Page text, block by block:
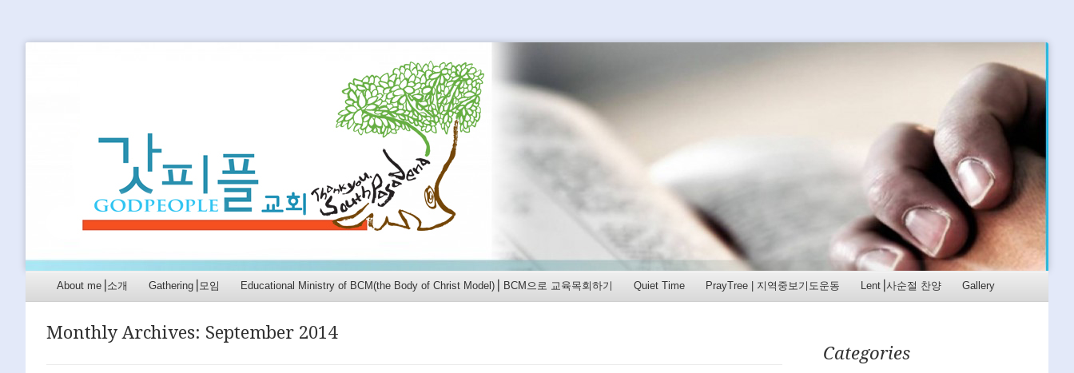
GODPEOPLE
머무르는 곳에서 아굴라와 브리스길라처럼 GODPEOPLE을 섬길 수 있도록
Menu
Skip to content
About me⎟소개 Gathering⎟모임 Educational Ministry of BCM(the Body of Christ Model)⎟ BCM으로 교육목회하기 Quiet Time PrayTree | 지역중보기도운동 Lent⎟사순절 찬양 Gallery
Monthly Archives: September 2014
Categories